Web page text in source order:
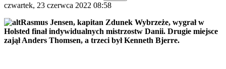
czwartek, 23 czerwca 2022 08:58
Rasmus Jensen, kapitan Zdunek Wybrzeże, wygrał w
Holsted finał indywidualnych mistrzostw Danii. Drugie miejsce
zajął Anders Thomsen, a trzeci był Kenneth Bjerre.